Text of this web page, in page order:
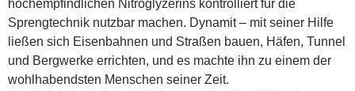
hochempfindlichen Nitroglyzerins kontrolliert für die
Sprengtechnik nutzbar machen. Dynamit – mit seiner Hilfe
ließen sich Eisenbahnen und Straßen bauen, Häfen, Tunnel
und Bergwerke errichten, und es machte ihn zu einem der
wohlhabendsten Menschen seiner Zeit.